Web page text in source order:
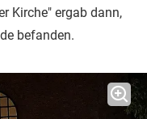
Kirche" ergab dann,
befanden.